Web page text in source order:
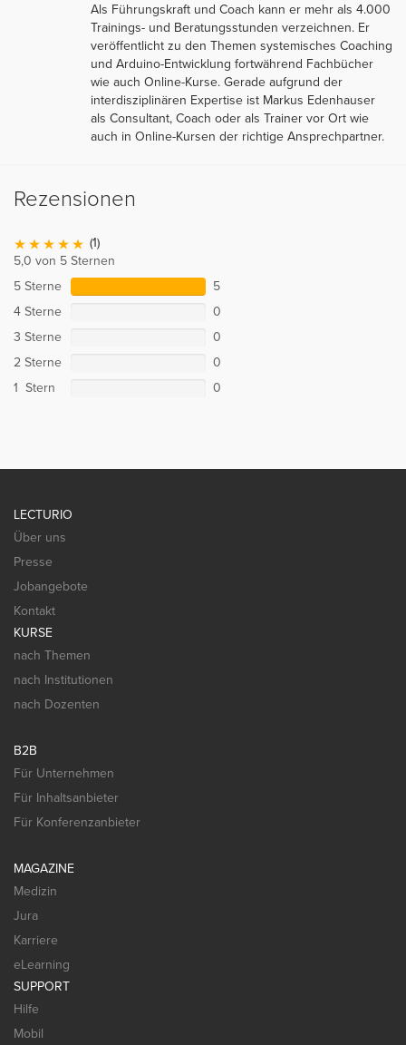
Als Führungskraft und Coach kann er mehr als 4.000
Trainings- und Beratungsstunden verzeichnen. Er
veröffentlicht zu den Themen systemisches Coaching
und Arduino-Entwicklung fortwährend Fachbücher
wie auch Online-Kurse. Gerade aufgrund der
interdisziplinären Expertise ist Markus Edenhauser
als Consultant, Coach oder als Trainer vor Ort wie
auch in Online-Kursen der richtige Ansprechpartner.
Rezensionen
(1)
5,0 von 5 Sternen
5 Sterne
5
4 Sterne
0
3 Sterne
0
2 Sterne
0
1 Stern
0
LECTURIO
Über uns
Presse
Jobangebote
Kontakt
KURSE
nach Themen
nach Institutionen
nach Dozenten
B2B
Für Unternehmen
Für Inhaltsanbieter
Für Konferenzanbieter
MAGAZINE
Medizin
Jura
Karriere
eLearning
SUPPORT
Hilfe
Mobil